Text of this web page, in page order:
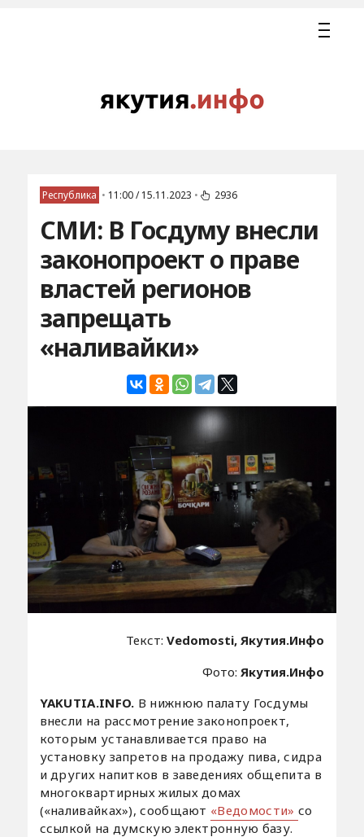
Республика • 11:00 / 15.11.2023 • 2936
СМИ: В Госдуму внесли
законопроект о праве
властей регионов
запрещать
«наливайки»
Текст:Vedomosti, Якутия.Инфо
Фото: Якутия.Инфо
YAKUTIA.INFO. В нижнюю палату Госдумы
внесли на рассмотрение законопроект,
которым устанавливается право на
установку запретов на продажу пива, сидра
и других напитков в заведениях общепита в
многоквартирных жилых домах
(«наливайках»), сообщают «Ведомости» со
ссылкой на думскую электронную базу.